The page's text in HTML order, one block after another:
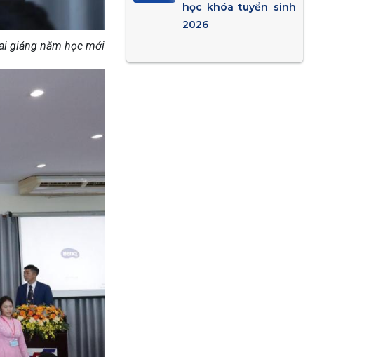
giảng năm học mới
học khóa tuyển sinh
2026